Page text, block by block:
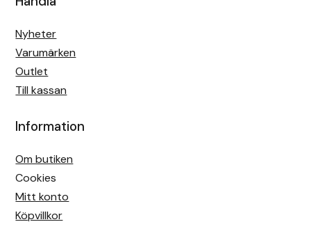
Nyheter
Varumärken
Outlet
Till kassan
Information
Om butiken
Cookies
Mitt konto
Köpvillkor